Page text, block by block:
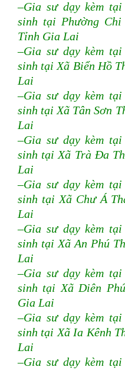
–Gia sư dạy kèm
sinh tại Phường Chi
Tỉnh Gia Lai
–Gia sư dạy kèm
sinh tại Xã Biển Hồ
Lai
–Gia sư dạy kèm
sinh tại Xã Tân Sơn
Lai
–Gia sư dạy kèm
sinh tại Xã Trà Đa
Lai
–Gia sư dạy kèm
sinh tại Xã Chư Á
Lai
–Gia sư dạy kèm
sinh tại Xã An Phú
Lai
–Gia sư dạy kèm
sinh tại Xã Diên
Gia Lai
–Gia sư dạy kèm
sinh tại Xã Ia Kênh
Lai
–Gia sư dạy kèm